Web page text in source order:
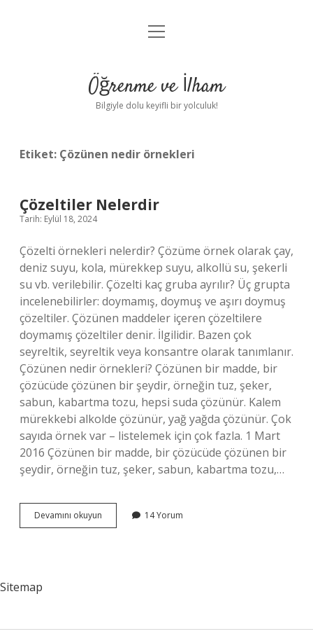
Anasayfa
Yasal Uyarı
menüyü
Öğrenme ve İlham
Bilgiyle dolu keyifli bir yolculuk!
Etiket: Çözünen nedir örnekleri
Çözeltiler Nelerdir
Tarih: Eylül 18, 2024
Çözelti örnekleri nelerdir? Çözüme örnek olarak çay,
deniz suyu, kola, mürekkep suyu, alkollü su, şekerli
su vb. verilebilir. Çözelti kaç gruba ayrılır? Üç grupta
incelenebilirler: doymamış, doymuş ve aşırı doymuş
çözeltiler. Çözünen maddeler içeren çözeltilere
doymamış çözeltiler denir. İlgilidir. Bazen çok
seyreltik, seyreltik veya konsantre olarak tanımlanır.
Çözünen nedir örnekleri? Çözünen bir madde, bir
çözücüde çözünen bir şeydir, örneğin tuz, şeker,
sabun, kabartma tozu, hepsi suda çözünür. Kalem
mürekkebi alkolde çözünür, yağ yağda çözünür. Çok
sayıda örnek var – listelemek için çok fazla. 1 Mart
2016 Çözünen bir madde, bir çözücüde çözünen bir
şeydir, örneğin tuz, şeker, sabun, kabartma tozu,…
Devamını okuyun Çözeltiler
Nelerdir
14 Yorum
Sitemap